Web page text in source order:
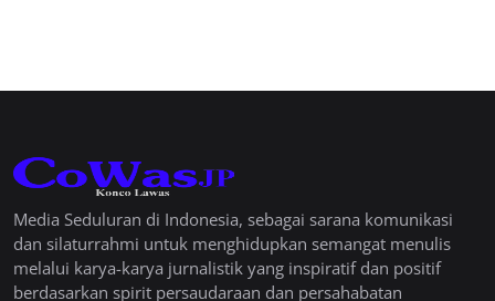
Media Seduluran di Indonesia, sebagai sarana komunikasi
dan silaturrahmi untuk menghidupkan semangat menulis
melalui karya-karya jurnalistik yang inspiratif dan positif
berdasarkan spirit persaudaraan dan persahabatan